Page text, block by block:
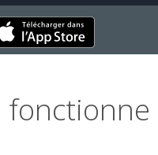
fonctionne